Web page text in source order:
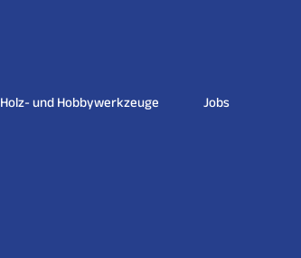
Holz- und Hobbywerkzeuge Jobs